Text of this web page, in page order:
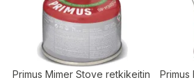
Primus Mimer Stove retkikeitin
Primus